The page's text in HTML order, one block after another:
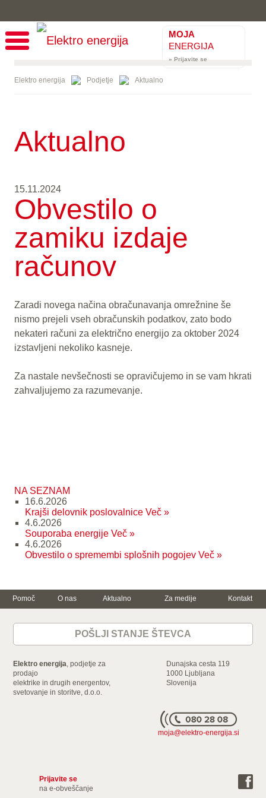
MOJA
ENERGIJA
» Prijavite se
Elektro energija Podjetje Aktualno
Aktualno
15.11.2024
Obvestilo o
zamiku izdaje
računov
Zaradi novega načina obračunavanja omrežnine še
nismo prejeli vseh obračunskih podatkov, zato bodo
nekateri računi za električno energijo za oktober 2024
izstavljeni nekoliko kasneje.
Za nastale nevšečnosti se opravičujemo in se vam hkrati
zahvaljujemo za razumevanje.
NA SEZNAM
16.6.2026
Krajši delovnik poslovalnice Več »
4.6.2026
Souporaba energije Več »
4.6.2026
Obvestilo o spremembi splošnih pogojev Več »
Za dom
Storitve
Dokumenti in
ceniki
Za podjetje
Električna energija
Mala in srednja
Velika podjetja in
industrija
Trajnostna
energija in
Varčujte skupaj z
nami
Ogrevanje z
Gospodinjski
Pomoč O nas Aktualno Za medije Kontakt
POŠLJI STANJE ŠTEVCA
Elektro energija, podjetje za
prodajo
elektrike in drugih energentov,
svetovanje in storitve, d.o.o.
Dunajska cesta 119
1000 Ljubljana
Slovenija
moja@elektro-energija.si
Prijavite se
na e-obveščanje